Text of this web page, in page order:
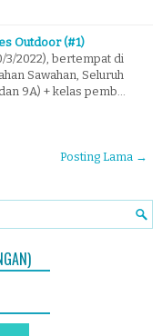
Outdoor (#1)
3/2022), bertempat di
Sawahan, Seluruh
9A) + kelas pemb…
Posting Lama →